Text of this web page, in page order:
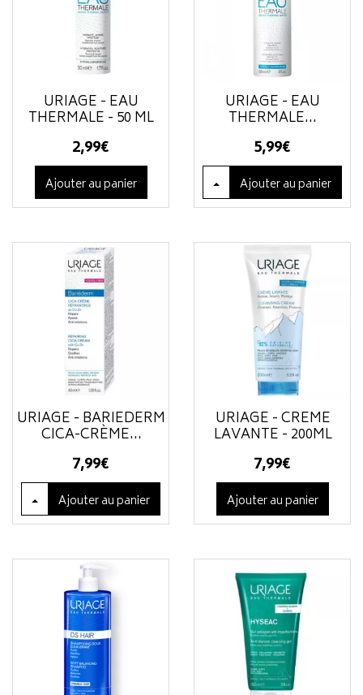
URIAGE - EAU
THERMALE - 50 ML
2,99€
Ajouter au panier
URIAGE - EAU
THERMALE...
5,99€
Ajouterau panier
URIAGE - BARIÉDERM
CICA-CRÈME...
7,99€
Ajouterau panier
URIAGE - CRÈME
LAVANTE - 200ML
7,99€
Ajouter au panier